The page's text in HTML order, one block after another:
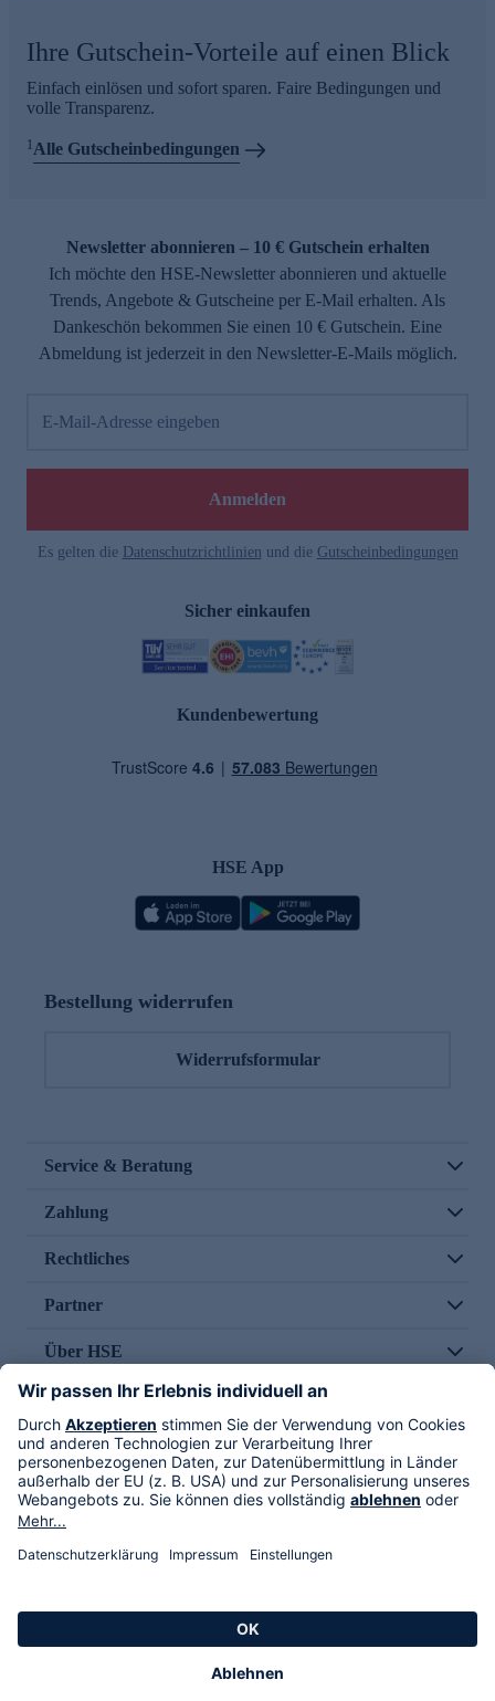
Ihre Gutschein-Vorteile auf einen Blick
Einfach einlösen und sofort sparen. Faire Bedingungen und
volle Transparenz.
1Alle Gutscheinbedingungen
Newsletter abonnieren – 10 € Gutschein erhalten
Ich möchte den HSE-Newsletter abonnieren und aktuelle
Trends, Angebote & Gutscheine per E-Mail erhalten. Als
Dankeschön bekommen Sie einen 10 € Gutschein. Eine
Abmeldung ist jederzeit in den Newsletter-E-Mails möglich.
E-Mail-Adresse eingeben
Anmelden
Es gelten die Datenschutzrichtlinien und die Gutscheinbedingungen
Sicher einkaufen
Kundenbewertung
HSE App
Bestellung widerrufen
Widerrufsformular
Service & Beratung
Zahlung
Rechtliches
Partner
Über HSE
Im TV
HSE International